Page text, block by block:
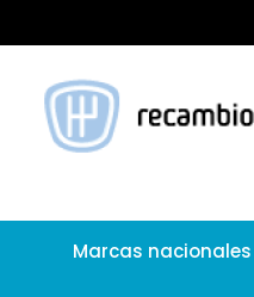
Marcas nacionales